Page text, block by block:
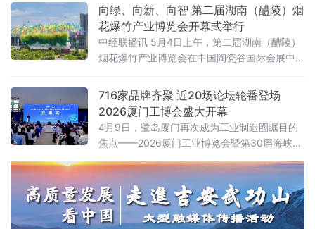
向绿、向新、向智 第二届湖南（醴陵）烟
花爆竹产业博览会开幕式举行
中经联播讯 5月4日上午，第二届湖南（醴陵）
烟花爆竹产业博览会在中国陶瓷谷国际会展中
烟标委主任委员、教授级高级工程师黄茶香，
中国日用杂品流通协会会长包乾申，中国烟花
爆竹协会副会长兼秘书长方华云，湖南省商务
厅副厅长邓卫平，株洲市政协主席聂方红，醴
陵市委副书记、市长蒋长富，市人大常委会主
任贺小玲、市政协主席廖胜云等领导参加。
716家品牌齐聚 近20场论坛轮番登场
2026厦门工博会盛大开幕
4月9日，鹭岛厦门再次成为工业制造圈瞩目的
焦点——2026厦门工业博览会暨第30届海峡两
会”）在厦门国际博览中心盛大开幕。